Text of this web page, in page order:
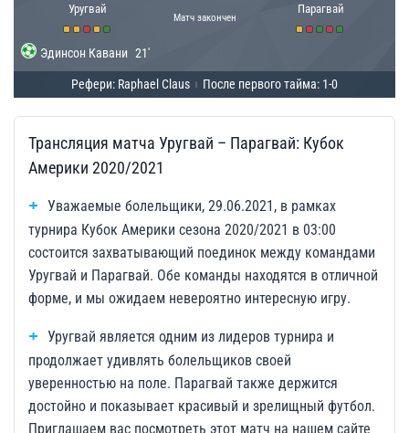
Уругвай
Матч закончен
Парагвай
Эдинсон Кавани 21'
Рефери: Raphael Claus После первого тайма: 1-0
Трансляция матча Уругвай – Парагвай: Кубок
Америки 2020/2021
Уважаемые болельщики, 29.06.2021, в рамках
турнира Кубок Америки сезона 2020/2021 в 03:00
состоится захватывающий поединок между командами
Уругвай и Парагвай. Обе команды находятся в отличной
форме, и мы ожидаем невероятно интересную игру.
Уругвай является одним из лидеров турнира и
продолжает удивлять болельщиков своей
уверенностью на поле. Парагвай также держится
достойно и показывает красивый и зрелищный футбол.
Приглашаем вас посмотреть этот матч на нашем сайте